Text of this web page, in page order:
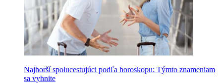
Najhorší spolucestujúci podľa horoskopu: Týmto znameniam
sa vyhnite